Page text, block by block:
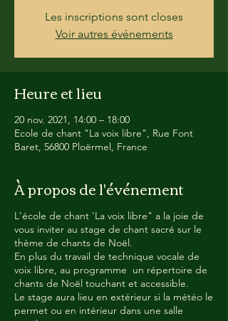
Les inscriptions sont closes
Voir autres événements
Heure et lieu
20 nov. 2021, 14:00 – 18:00
Ecole de chant "La voix libre", Rue Font
Baret, 56800 Ploërmel, France
À propos de l'événement
L'école de chant 'La voix libre" a la joie de
vous inviter au stage de chant sacré sur le
thème de chants de Noël.
En plus du travail de technique vocale de
voix libre, au programme un répertoire de
chants de Noël touchant et accessible.
Le stage aura lieu en extérieur si la météo le
permet ou en intérieur dans une salle